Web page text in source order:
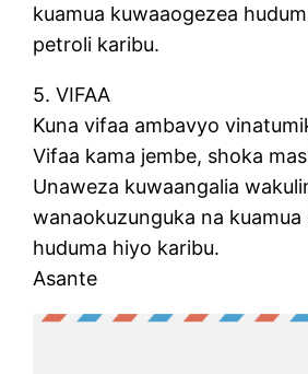
kuamua kuwaaogezea
petroli karibu.
5. VIFAA
Kuna vifaa ambavyo
Vifaa kama jembe, shoka
Unaweza kuwaangalia
wanaokuzunguka na kuamua
huduma hiyo karibu.
Asante